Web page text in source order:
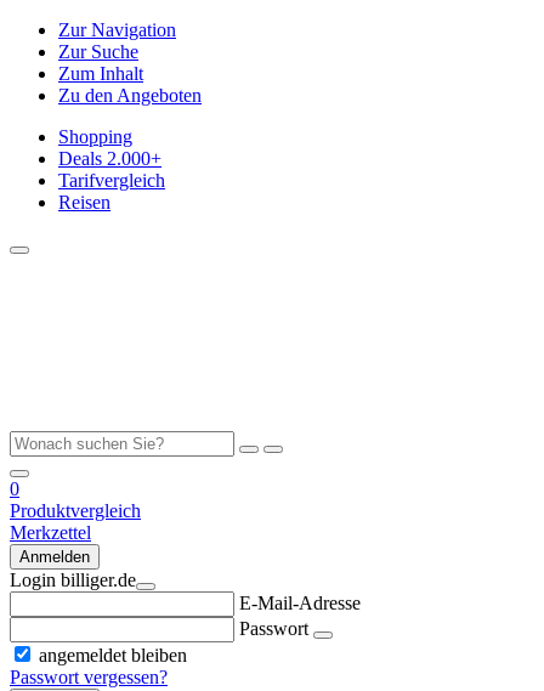
Zur Navigation
Zur Suche
Zum Inhalt
Zu den Angeboten
Shopping
Deals 2.000+
Tarifvergleich
Reisen
0
Produktvergleich
Merkzettel
Anmelden
Login billiger.de
E-Mail-Adresse
Passwort
angemeldet bleiben
Passwort vergessen?